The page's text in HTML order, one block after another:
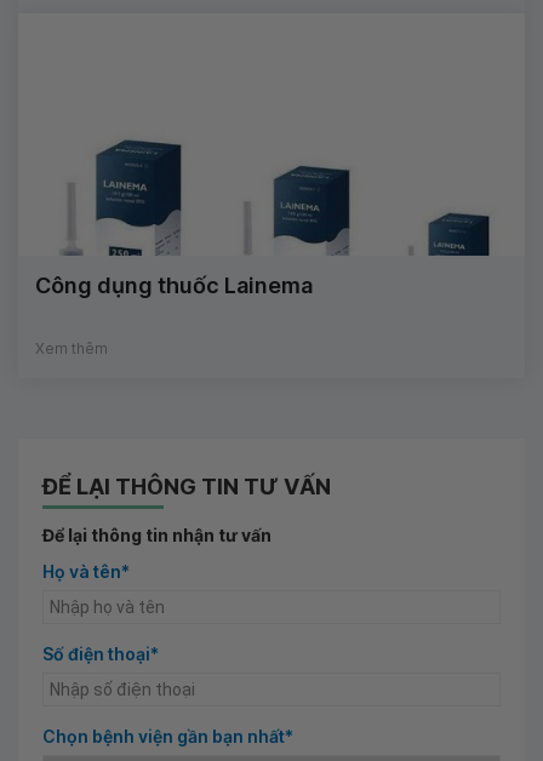
Công dụng thuốc Lainema
Xem thêm
ĐỂ LẠI THÔNG TIN TƯ VẤN
Để lại thông tin nhận tư vấn
Họ và tên*
Số điện thoại*
Chọn bệnh viện gần bạn nhất*